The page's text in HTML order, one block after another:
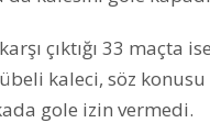
çıktığı 33 maçta
kaleci, söz
gole izin vermedi.